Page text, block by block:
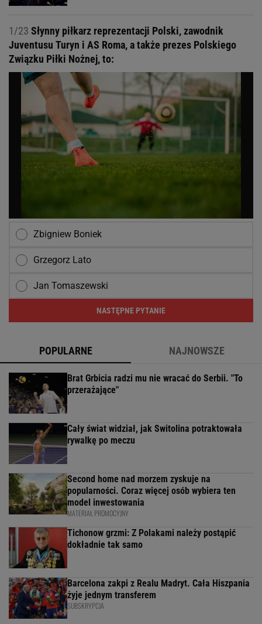
1/23 Słynny piłkarz reprezentacji Polski, zawodnik
Juventusu Turyn i AS Roma, a także prezes Polskiego
Związku Piłki Nożnej, to:
Zbigniew Boniek
Grzegorz Lato
Jan Tomaszewski
NASTĘPNE PYTANIE
POPULARNE NAJNOWSZE
Brat Grbicia radzi mu nie wracać do Serbii. "To
przerażające"
Cały świat widział, jak Switolina potraktowała
rywalkę po meczu
Second home nad morzem zyskuje na
popularności. Coraz więcej osób wybiera ten
model inwestowania
MATERIAŁ PROMOCYJNY
Tichonow grzmi: Z Polakami należy postąpić
dokładnie tak samo
Barcelona zakpi z Realu Madryt. Cała Hiszpania
żyje jednym transferem
SUBSKRYPCJA